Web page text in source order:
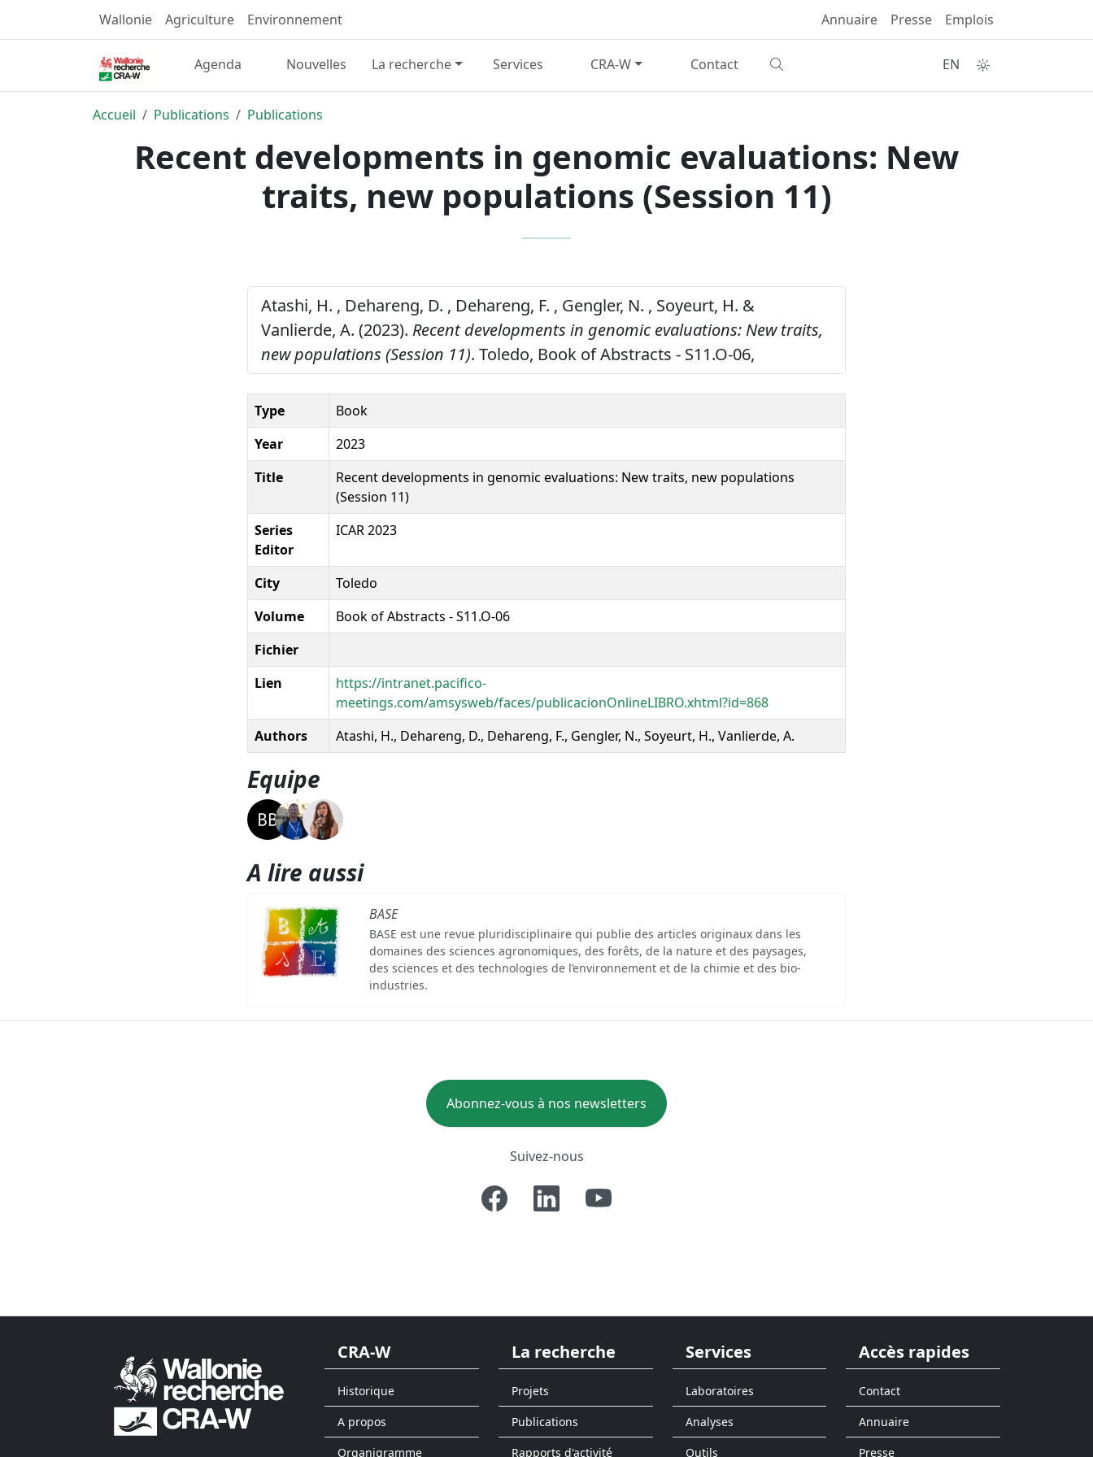
Wallonie Agriculture Environnement Annuaire Presse Emplois
Agenda Nouvelles La recherche Services CRA-W Contact EN
Accueil Publications Publications
Recent developments in genomic evaluations: New
traits, new populations (Session 11)
Atashi, H. , Dehareng, D. , Dehareng, F. , Gengler, N. , Soyeurt, H. &
Vanlierde, A. (2023). Recent developments in genomic evaluations: New traits,
new populations (Session 11). Toledo, Book of Abstracts - S11.O-06,
Type
Book
Year
2023
Title
Recent developments in genomic evaluations: New traits, new populations
(Session 11)
Series
Editor
ICAR 2023
City
Toledo
Volume
Book of Abstracts - S11.O-06
Fichier
Lien
https://intranet.pacifico-
meetings.com/amsysweb/faces/publicacionOnlineLIBRO.xhtml?id=868
Authors
Atashi, H., Dehareng, D., Dehareng, F., Gengler, N., Soyeurt, H., Vanlierde, A.
Equipe
A lire aussi
BASE
BASE est une revue pluridisciplinaire qui publie des articles originaux dans les
domaines des sciences agronomiques, des forêts, de la nature et des paysages,
des sciences et des technologies de l’environnement et de la chimie et des bio-
industries.
Abonnez-vous à nos newsletters
Suivez-nous
CRA-W
Historique
A propos
Organigramme
La recherche
Projets
Publications
Rapports d'activité
Services
Laboratoires
Analyses
Outils
Accès rapides
Contact
Annuaire
Presse